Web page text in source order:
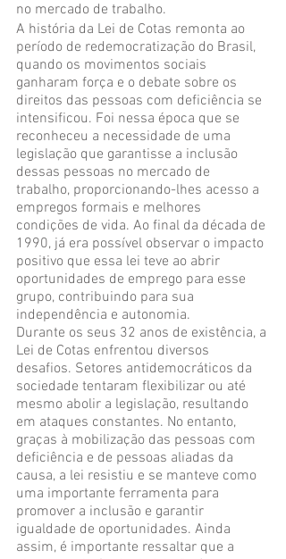
no mercado de trabalho.
A história da Lei de Cotas remonta ao
período de redemocratização do Brasil,
quando os movimentos sociais
ganharam força e o debate sobre os
direitos das pessoas com deficiência se
intensificou. Foi nessa época que se
reconheceu a necessidade de uma
legislação que garantisse a inclusão
dessas pessoas no mercado de
trabalho, proporcionando-lhes acesso a
empregos formais e melhores
condições de vida. Ao final da década de
1990, já era possível observar o impacto
positivo que essa lei teve ao abrir
oportunidades de emprego para esse
grupo, contribuindo para sua
independência e autonomia.
Durante os seus 32 anos de existência, a
Lei de Cotas enfrentou diversos
desafios. Setores antidemocráticos da
sociedade tentaram flexibilizar ou até
mesmo abolir a legislação, resultando
em ataques constantes. No entanto,
graças à mobilização das pessoas com
deficiência e de pessoas aliadas da
causa, a lei resistiu e se manteve como
uma importante ferramenta para
promover a inclusão e garantir
igualdade de oportunidades. Ainda
assim, é importante ressaltar que a